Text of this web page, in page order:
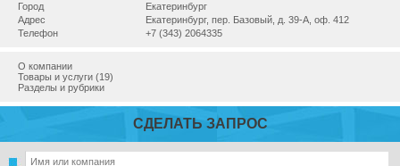
Город
Екатеринбург
Адрес
Екатеринбург, пер. Базовый, д. 39-А, оф. 412
Телефон
+7 (343) 2064335
О компании
Товары и услуги (19)
Разделы и рубрики
СДЕЛАТЬ ЗАПРОС